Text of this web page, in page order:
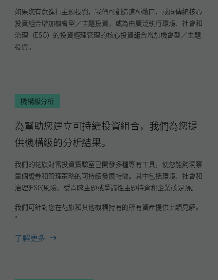
如果您有意進行主題投資，我們可創造這種敞口，或向傳統核心
投資組合增加機會型／主題投資，或為由廣泛執行環境、社會和
治理（ESG）的投資經理管理的核心投資組合增加機會型／主題
投資。
機構級分析
為幫助您建立可持續投資組合，我們為您提
供機構級的分析結果。
我們的花旗財富投資實驗室已開發多種專有工具，使您能夠洞察
單個證券和管理策略的可持續發展特徵。其中包括環境、社會和
治理(ESG)風險、受青睞主題或爭議性主題持倉和企業碳足跡。
我們可針對您在花旗和其他機構持有的所有資產提供此類見解。
*
了解更多